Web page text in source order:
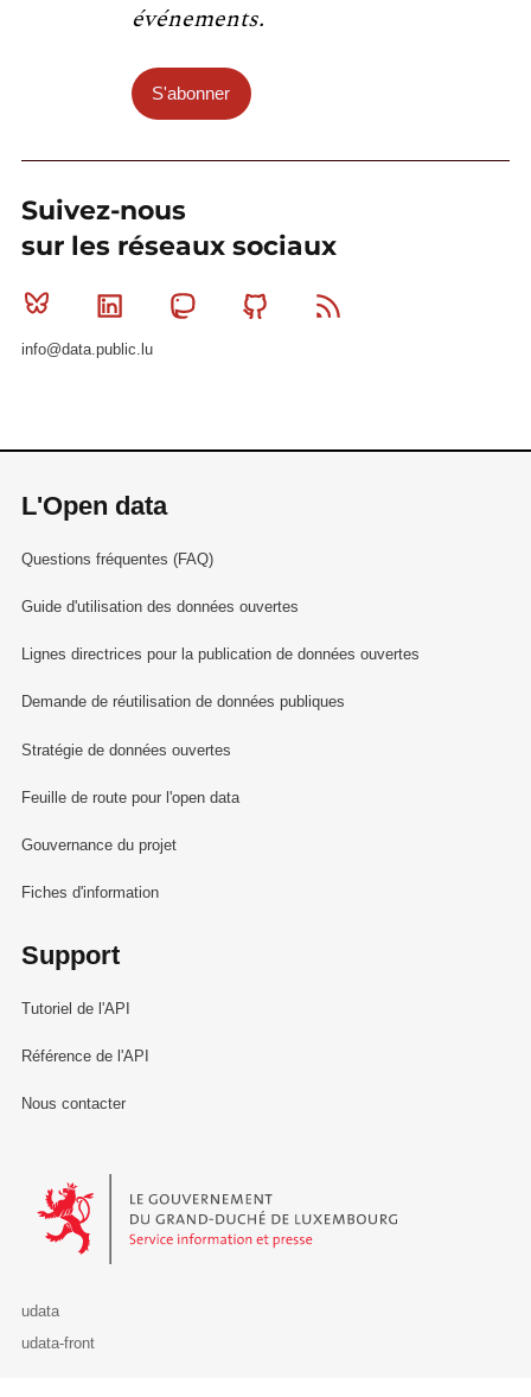
événements.
S'abonner
Suivez-nous
sur les réseaux sociaux
Bluesky Linkedin MastodonGithub
info@data.public.lu
L'Open data
Questions fréquentes (FAQ)
Guide d'utilisation des données ouvertes
Lignes directrices pour la publication de données ouvertes
Demande de réutilisation de données publiques
Stratégie de données ouvertes
Feuille de route pour l'open data
Gouvernance du projet
Fiches d'information
Support
Tutoriel de l'API
Référence de l'API
Nous contacter
Le Gouvernement du Grand-Duché de Luxembourg - Service
udata
udata-front